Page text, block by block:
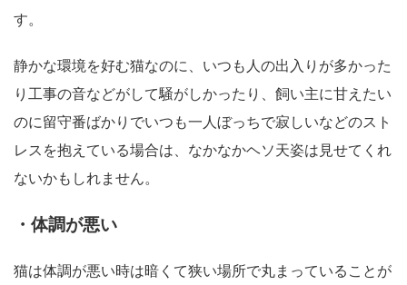
す。
静かな環境を好む猫なのに、いつも人の出入りが多かった
り工事の音などがして騒がしかったり、飼い主に甘えたい
のに留守番ばかりでいつも一人ぼっちで寂しいなどのスト
レスを抱えている場合は、なかなかヘソ天姿は見せてくれ
ないかもしれません。
・体調が悪い
猫は体調が悪い時は暗くて狭い場所で丸まっていることが